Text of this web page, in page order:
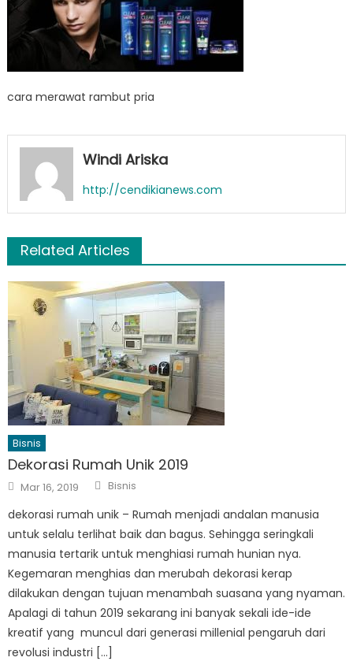
cara merawat rambut pria
Windi Ariska
http://cendikianews.com
Related Articles
Bisnis
Dekorasi Rumah Unik 2019
Posted
on
Mar 16, 2019 Author
Bisnis
dekorasi rumah unik – Rumah menjadi andalan manusia
untuk selalu terlihat baik dan bagus. Sehingga seringkali
manusia tertarik untuk menghiasi rumah hunian nya.
Kegemaran menghias dan merubah dekorasi kerap
dilakukan dengan tujuan menambah suasana yang nyaman.
Apalagi di tahun 2019 sekarang ini banyak sekali ide-ide
kreatif yang muncul dari generasi millenial pengaruh dari
revolusi industri […]